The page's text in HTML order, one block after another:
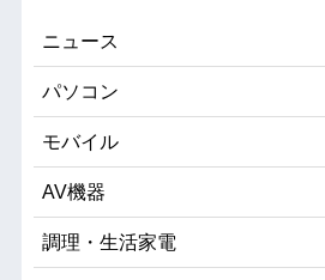
ニュース
パソコン
モバイル
AV機器
調理・生活家電